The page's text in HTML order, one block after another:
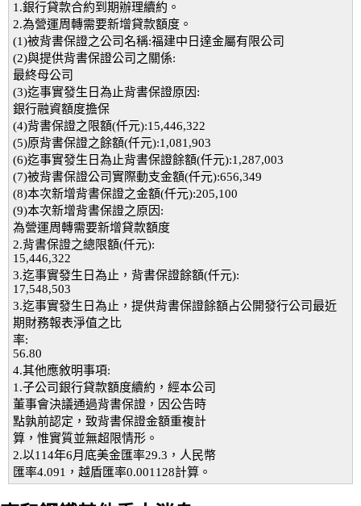
1.銀行貸款合約到期辦理續約。
2.為營運周轉需要新增貸款額度。
(1)被背書保證之公司名稱:福建中日達金屬有限公司
(2)與提供背書保證公司之關係:
最終母公司
(3)迄事實發生日為止背書保證原因:
銀行融資額度擔保
(4)背書保證之限額(仟元):15,446,322
(5)原背書保證之餘額(仟元):1,081,903
(6)迄事實發生日為止背書保證餘額(仟元):1,287,003
(7)被背書保證公司實際動支金額(仟元):656,349
(8)本次新增背書保證之金額(仟元):205,100
(9)本次新增背書保證之原因:
為營運周轉需要新增貸款額度
2.背書保證之總限額(仟元):
15,446,322
3.迄事實發生日為止，背書保證餘額(仟元):
17,548,503
3.迄事實發生日為止，提供背書保證餘額占公開發行公司最近
期財務報表淨值之比
率:
56.80
4.其他應敘明事項:
1.子公司銀行貸款額度續約，經本公司
董事會決議通過背書保證，因公告時
點孰前認定，致背書保證金額重複計
算，惟實質並無超限情形。
2.以114年6月底美金匯率29.3，人民幣
匯率4.091，越盾匯率0.001128計算。